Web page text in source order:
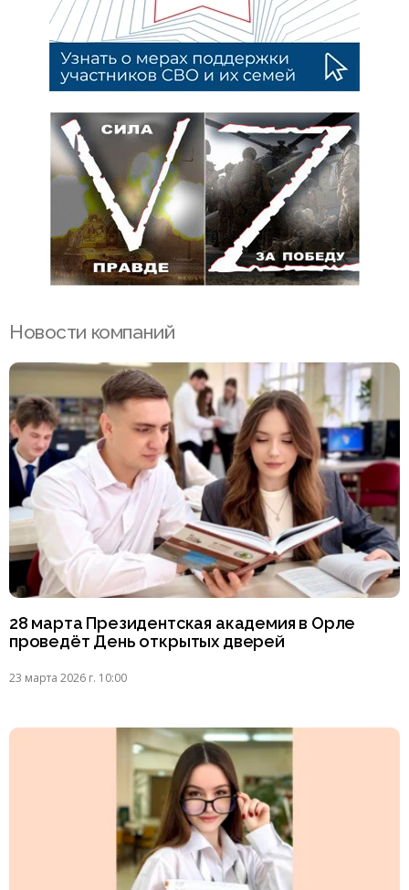
Новости компаний
28 марта Президентская академия в Орле
проведёт День открытых дверей
23 марта 2026 г. 10:00